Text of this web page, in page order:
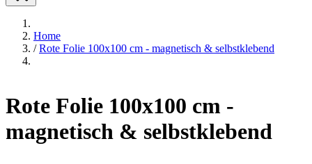
Home
/ Rote Folie 100x100 cm - magnetisch & selbstklebend
Rote Folie 100x100 cm -
magnetisch & selbstklebend